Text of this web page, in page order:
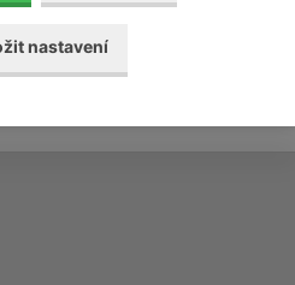
zařízení
nastavení